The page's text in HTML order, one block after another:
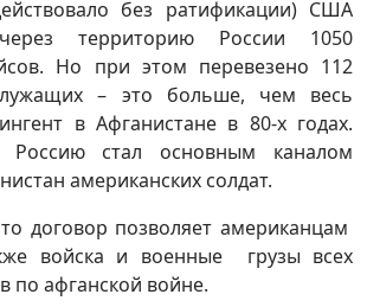
без ратификации) США
территорию России 1050
Но при этом перевезено 112
– это больше, чем весь
в Афганистане в 80-х годах.
Россию стал основным каналом
американских солдат.
договор позволяет американцам
войска и военные грузы всех
по афганской войне.